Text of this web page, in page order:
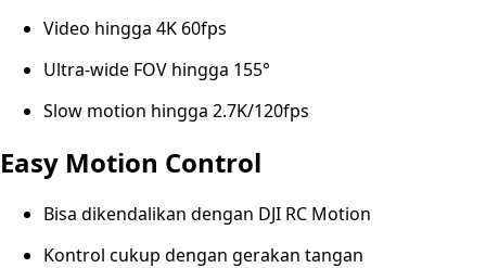
Video hingga 4K 60fps
Ultra-wide FOV hingga 155°
Slow motion hingga 2.7K/120fps
Easy Motion Control
Bisa dikendalikan dengan DJI RC Motion
Kontrol cukup dengan gerakan tangan